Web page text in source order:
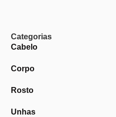
Categorias
Cabelo
Corpo
Rosto
Unhas